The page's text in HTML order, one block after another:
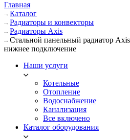
Главная
Каталог
Радиаторы и конвекторы
Радиаторы Axis
Стальной панельный радиатор
нижнее подключение
Наши услуги
Котельные
Отопление
Водоснабжение
Канализация
Все включено
Каталог оборудования